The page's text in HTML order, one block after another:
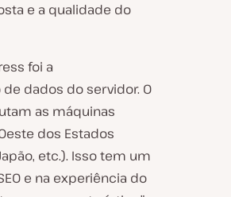
e a qualidade do
foi a
dados do servidor. O
as máquinas
dos Estados
etc.). Isso tem um
e na experiência do